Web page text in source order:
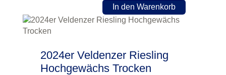
In den Warenkorb
2024er Veldenzer Riesling
Hochgewächs Trocken